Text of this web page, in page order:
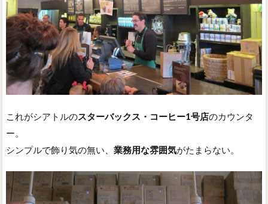
これがシアトルのスターバックス・コーヒー1号店のカウンタ
ー。
シンプルで飾り気の無い、 業務用な雰囲気がたまらない。